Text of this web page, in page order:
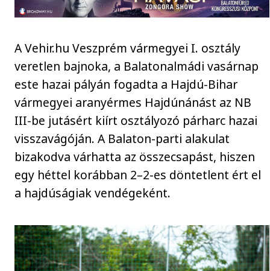
A Vehir.hu Veszprém vármegyei I. osztály
veretlen bajnoka, a Balatonalmádi vasárnap
este hazai pályán fogadta a Hajdú-Bihar
vármegyei aranyérmes Hajdúnánást az NB
III-be jutásért kiírt osztályozó párharc hazai
visszavágóján. A Balaton-parti alakulat
bizakodva várhatta az összecsapást, hiszen
egy héttel korábban 2–2-es döntetlent ért el
a hajdúságiak vendégeként.